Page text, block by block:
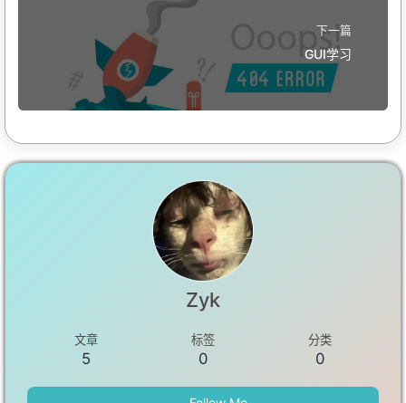
下一篇
GUI学习
Zyk
文章
5
标签
0
分类
0